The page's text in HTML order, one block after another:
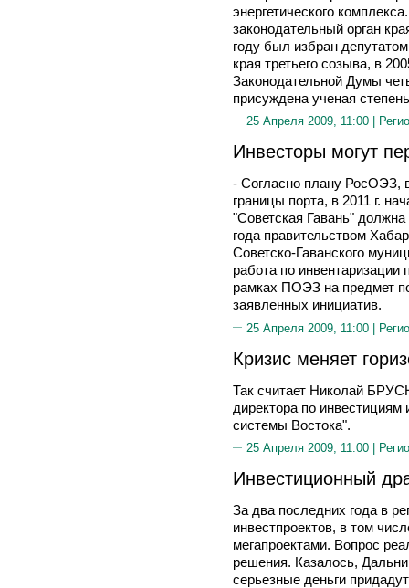
энергетического
законодательный орган
году был избран
края третьего созыва, в
Законодательной Думы
присуждена ученая
25 Апреля 2009, 11:00 |
Инвесторы могут
- Согласно плану РосОЭЗ,
границы порта, в 2011 г.
"Советская Гавань"
года правительством
Советско-Гаванского
работа по инвентаризации
рамках ПОЭЗ на предмет
заявленных инициатив.
25 Апреля 2009, 11:00 |
Кризис меняет
Так считает Николай
директора по
системы Востока".
25 Апреля 2009, 11:00 |
Инвестиционный
За два последних года в
инвестпроектов, в том
мегапроектами. Вопрос
решения. Казалось,
серьезные деньги